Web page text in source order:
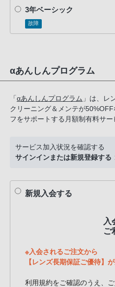
PHS
3754-
9614」
す。
3年ベーシック
故障
αあんしんプログラム
「 αあんしんプログラム 」は、レ
クリーニング＆メンテが
フをサポートする月額制有料サー
サービス加入状況を確認する
サインインまたは新規登録する
新規入会する
入
ご
※入会されるご注文から
【レンズ長期保証ご優待】
利用規約をご確認のうえ、ご